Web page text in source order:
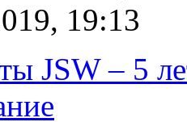
19:13
JSW – 5